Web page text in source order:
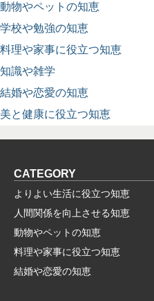
動物やペットの知恵
学校や勉強の知恵
料理や家事に役立つ知恵
知識や雑学
結婚や恋愛の知恵
美と健康に役立つ知恵
CATEGORY
よりよい生活に役立つ知恵
人間関係を向上させる知恵
動物やペットの知恵
料理や家事に役立つ知恵
結婚や恋愛の知恵